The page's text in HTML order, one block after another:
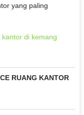
yang paling
di kemang
RUANG KANTOR